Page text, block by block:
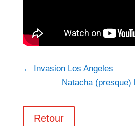
←
Invasion Los Angeles
Natacha (presque)
Retour